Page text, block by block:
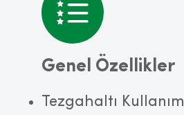
Genel Özellikler
Tezgahaltı Kullanım